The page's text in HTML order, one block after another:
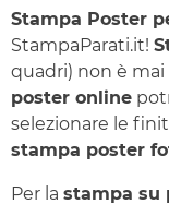
Stampa Poster
StampaParati.it!
quadri) non è mai
poster online
selezionare le
stampa poster
Per la stampa su